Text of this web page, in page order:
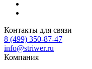
Контакты для связи
8 (499) 350-87-47
info@striwer.ru
Компания